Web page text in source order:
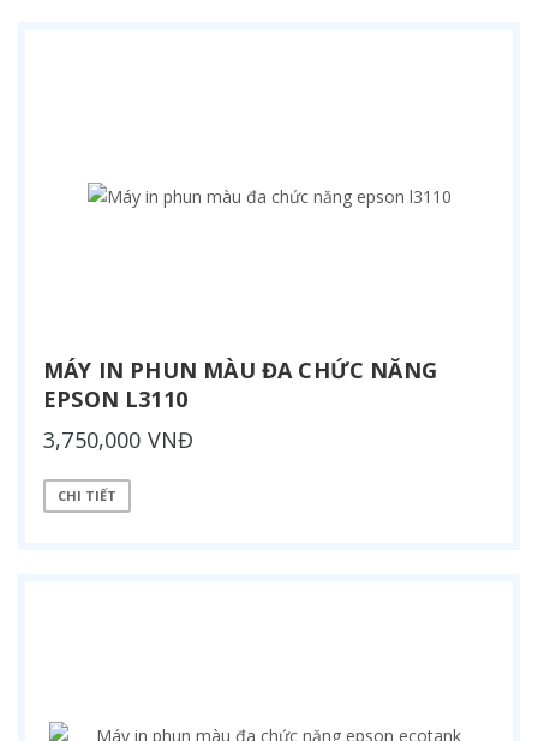
MÁY IN PHUN MÀU ĐA CHỨC NĂNG
EPSON L3110
3,750,000 VNĐ
CHI TIẾT